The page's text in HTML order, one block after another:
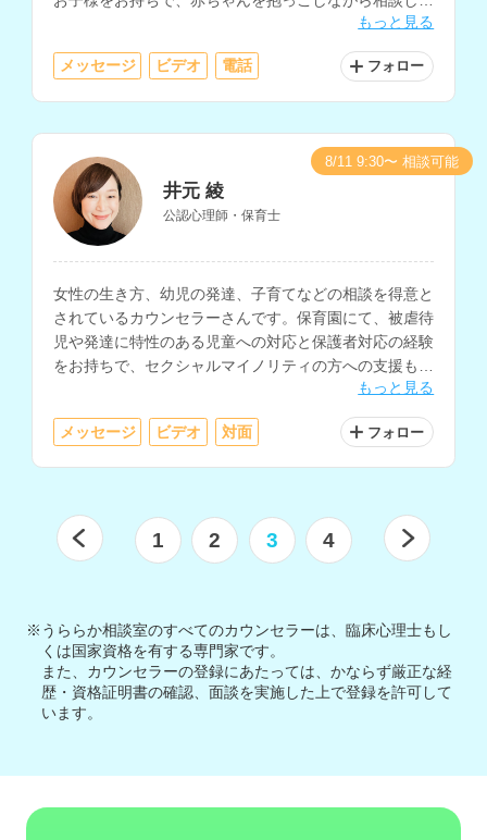
い、お子様と離れられない、といった方にも、柔軟に対
もっと見る
メッセージ ビデオ 電話 フォロー
井元 綾
公認心理師・保育士
女性の生き方、幼児の発達、子育てなどの相談を得意と
されているカウンセラーさんです。保育園にて、被虐待
児や発達に特性のある児童への対応と保護者対応の経験
をお持ちで、セクシャルマイノリティの方への支援も行
もっと見る
メッセージ ビデオ 対面 フォロー
8/11 9:30〜 相談可能
1 2 3 4
※うららか相談室のすべてのカウンセラーは、臨床心理士もし
くは国家資格を有する専門家です。
また、カウンセラーの登録にあたっては、かならず厳正な経
歴・資格証明書の確認、面談を実施した上で登録を許可して
います。